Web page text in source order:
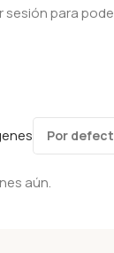
aún.
sesión para